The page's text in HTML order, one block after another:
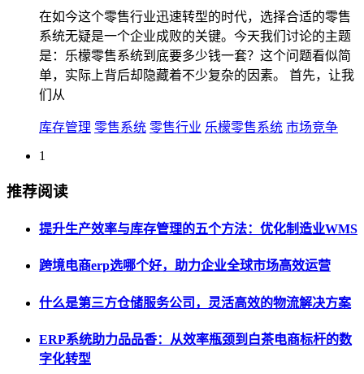
在如今这个零售行业迅速转型的时代，选择合适的零售
系统无疑是一个企业成败的关键。今天我们讨论的主题
是：乐檬零售系统到底要多少钱一套？这个问题看似简
单，实际上背后却隐藏着不少复杂的因素。 首先，让我
们从
库存管理 零售系统 零售行业 乐檬零售系统 市场竞争
1
推荐阅读
提升生产效率与库存管理的五个方法：优化制造业WMS
跨境电商erp选哪个好，助力企业全球市场高效运营
什么是第三方仓储服务公司，灵活高效的物流解决方案
ERP系统助力品品香：从效率瓶颈到白茶电商标杆的数
字化转型